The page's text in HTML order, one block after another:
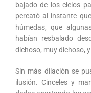
bajado de los cielos
percató al instante
húmedas, que
habían resbalado
dichoso, muy dichoso,
Sin más dilación se
ilusión. Cinceles y